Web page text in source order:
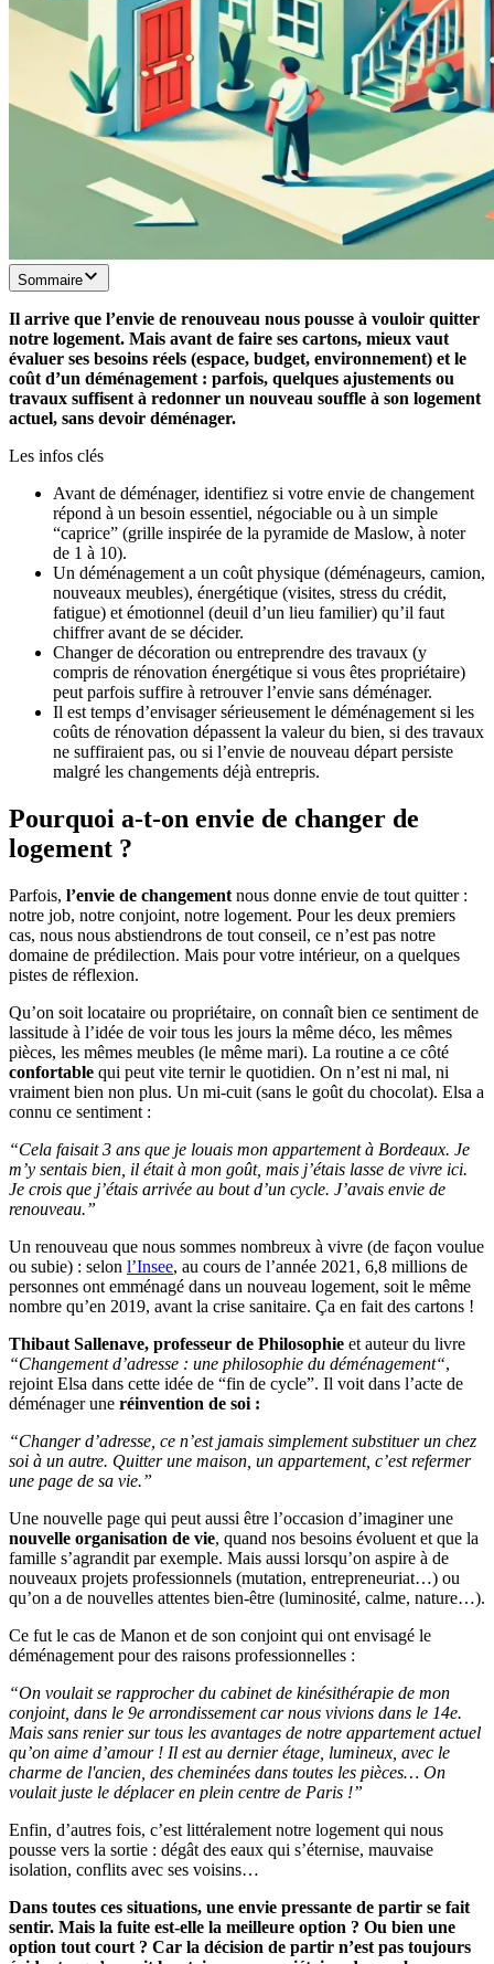
Sommaire
Il arrive que l’envie de renouveau nous pousse à vouloir quitter
notre logement. Mais avant de faire ses cartons, mieux vaut
évaluer ses besoins réels (espace, budget, environnement) et le
coût d’un déménagement : parfois, quelques ajustements ou
travaux suffisent à redonner un nouveau souffle à son logement
actuel, sans devoir déménager.
Les infos clés
Avant de déménager, identifiez si votre envie de changement
répond à un besoin essentiel, négociable ou à un simple
“caprice” (grille inspirée de la pyramide de Maslow, à noter
de 1 à 10).
Un déménagement a un coût physique (déménageurs, camion,
nouveaux meubles), énergétique (visites, stress du crédit,
fatigue) et émotionnel (deuil d’un lieu familier) qu’il faut
chiffrer avant de se décider.
Changer de décoration ou entreprendre des travaux (y
compris de rénovation énergétique si vous êtes propriétaire)
peut parfois suffire à retrouver l’envie sans déménager.
Il est temps d’envisager sérieusement le déménagement si les
coûts de rénovation dépassent la valeur du bien, si des travaux
ne suffiraient pas, ou si l’envie de nouveau départ persiste
malgré les changements déjà entrepris.
Pourquoi a-t-on envie de changer de
logement ?
Parfois, l’envie de changement nous donne envie de tout quitter :
notre job, notre conjoint, notre logement. Pour les deux premiers
cas, nous nous abstiendrons de tout conseil, ce n’est pas notre
domaine de prédilection. Mais pour votre intérieur, on a quelques
pistes de réflexion.
Qu’on soit locataire ou propriétaire, on connaît bien ce sentiment de
lassitude à l’idée de voir tous les jours la même déco, les mêmes
pièces, les mêmes meubles (le même mari). La routine a ce côté
confortable qui peut vite ternir le quotidien. On n’est ni mal, ni
vraiment bien non plus. Un mi-cuit (sans le goût du chocolat). Elsa a
connu ce sentiment :
“Cela faisait 3 ans que je louais mon appartement à Bordeaux. Je
m’y sentais bien, il était à mon goût, mais j’étais lasse de vivre ici.
Je crois que j’étais arrivée au bout d’un cycle. J’avais envie de
renouveau.”
Un renouveau que nous sommes nombreux à vivre (de façon voulue
ou subie) : selon l’Insee, au cours de l’année 2021, 6,8 millions de
personnes ont emménagé dans un nouveau logement, soit le même
nombre qu’en 2019, avant la crise sanitaire. Ça en fait des cartons !
Thibaut Sallenave, professeur de Philosophie et auteur du livre
“Changement d’adresse : une philosophie du déménagement“,
rejoint Elsa dans cette idée de “fin de cycle”. Il voit dans l’acte de
déménager une réinvention de soi :
“Changer d’adresse, ce n’est jamais simplement substituer un chez
soi à un autre. Quitter une maison, un appartement, c’est refermer
une page de sa vie.”
Une nouvelle page qui peut aussi être l’occasion d’imaginer une
nouvelle organisation de vie, quand nos besoins évoluent et que la
famille s’agrandit par exemple. Mais aussi lorsqu’on aspire à de
nouveaux projets professionnels (mutation, entrepreneuriat…) ou
qu’on a de nouvelles attentes bien-être (luminosité, calme, nature…).
Ce fut le cas de Manon et de son conjoint qui ont envisagé le
déménagement pour des raisons professionnelles :
“On voulait se rapprocher du cabinet de kinésithérapie de mon
conjoint, dans le 9e arrondissement car nous vivions dans le 14e.
Mais sans renier sur tous les avantages de notre appartement actuel
qu’on aime d’amour ! Il est au dernier étage, lumineux, avec le
charme de l'ancien, des cheminées dans toutes les pièces… On
voulait juste le déplacer en plein centre de Paris !”
Enfin, d’autres fois, c’est littéralement notre logement qui nous
pousse vers la sortie : dégât des eaux qui s’éternise, mauvaise
isolation, conflits avec ses voisins…
Dans toutes ces situations, une envie pressante de partir se fait
sentir. Mais la fuite est-elle la meilleure option ? Ou bien une
option tout court ? Car la décision de partir n’est pas toujours